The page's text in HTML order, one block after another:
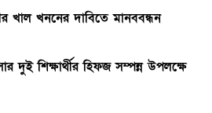
খাল খননের দাবিতে মানববন্ধন
দুই শিক্ষার্থীর হিফজ সম্পন্ন উপলক্ষে